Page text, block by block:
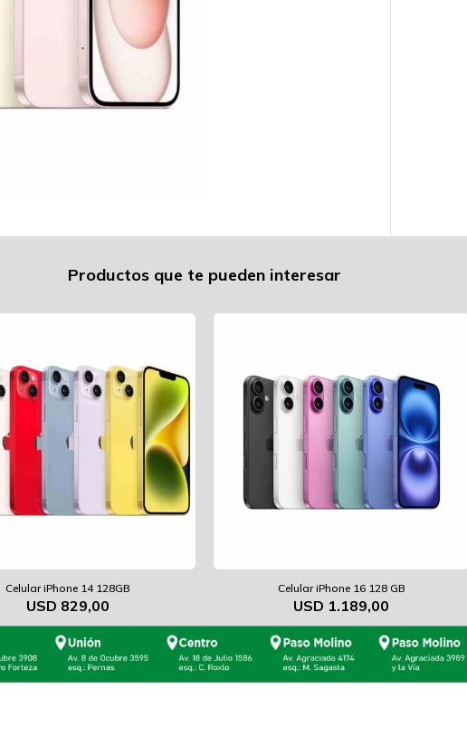
Productos que te pueden interesar
Celular iPhone 14 128GB
USD 829,00
Celular iPhone 16 128 GB
USD 1.189,00